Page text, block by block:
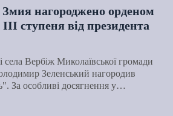
нагороджено орденом
ступеня від президента
Вербіж Миколаївської громади
Зеленський нагородив
За особливі досягнення у…